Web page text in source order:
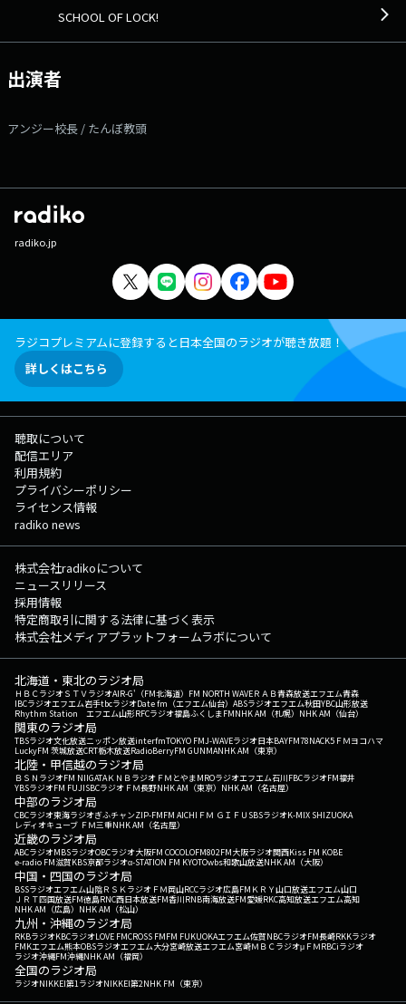
ム＆メモリー supported by アロンアルフア』 ▽23:00頃～『SCHOOL
OF LOCK!放送部 君だけの歌』 ▽23:08頃～『ChevonLOCKS!』＜Chevon
＞ ▽23:30頃～『生放送教室③』＜アンジー校長・たんぼ教頭＞
の詳しい時間割はSCHOOL OF LOCK!の入学のしおりをチェック! ---各
よる「コレサワLOCKS!」が開講！ 今夜は、月に1度の弾き語り
コレサワLOCKS!掲示板へ ★コレサワLOCKS!のメールフォーム ★コレ
『リズム＆メモリー supported by アロンアルフア』 日々の勉強で！受
験勉強で！ なかなか覚えられない “暗記もの” をリズム１つでメモリー
していく新授業。 リズムに乗せて、どんどん暗記していこう！ ◇特設
サイト ▽23:00〜23:06 『SCHOOL OF LOCK!放送部 君だけの歌
supported by JASRAC』 生徒のみんなの"大事な人に届けたい曲"を、ラ
ジオの電波を使って届けてもらう時間です！ 電話で曲を届けてくれた生
徒には、QUOカード3000円分をプレゼント！ ◇応募はこちら（特設サ
イト）から！ ▽23:08頃～『Chevon LOCKS!』 毎週水曜 23時8分か
らは ことばを深める「言語深化論の講師」 Chevon先生による『Chevon
LOCKS!』を開講 今夜は圧倒的提出数を誇る【小説1ページ目大賞】の
文字以内」で書いて送ってもらう課題。 ※あくまで小説の冒頭というの
がポイント！ Xでのポストは「#ChevonLOCKS」！ Chevon LOCKS!
へのメッセージを大募集！ メッセージは、【Chevon LOCKS!掲示板】か
【Chevon LOCKS!のメールフォーム】まで！ ★ChevonLOCKS!掲示板
へ ★Chevon先生へのメールはコチラ! ★ChevonLOCKS!の放送後記は
▶︎コチラから! ◎番組公式SNSもチェックしてね! ◇Twitter
◇LINE ◇YouTube ◇TikTok ◇Instagram ▽22:15〜 【 コレサワ
LOCKS! 】 毎月1週目は、我が校の “歌う保健室の講師” コレサワ先生に
よる「コレサワLOCKS!」が開講！ ぜひ授業に参加して［コレサワ
LOCKS!掲示板］か［コレサワLOCKS!のメールフォーム］に感想を書き込
んでね。 Xでのポストは「#コレサワLOCKS」で待ってます！
▽22:55〜 【 リズム＆メモリー supported by アロンアルフア 】 "受験
の極意 暗記の奥義 ビートで攻略 受験をチート リズムでメモリー 一歩一歩
みんなでつかもうビクトリー!!" リズムに乗って、毎日暗記していこ
う！ 「君が暗記したいこと」や「君のオリジナルの暗記法」を番組特設
サイトで募集中！ 番組Webサイト：https://www.tfm.co.jp/lock メ
ッセージフォーム：https://www.tfm.co.jp/lock/mail/ FAX：03-3221-
1800 Xハッシュタグは「#スクールオブロック」 Xアカウントは
「@sol_info」
SCHOOL OF LOCK!
出演者
アンジー校長 / たんぼ教頭
radiko.jp
ラジコプレミアムに登録すると日本全国のラジオが聴き放題！
詳しくはこちら
聴取について
配信エリア
利用規約
プライバシーポリシー
ライセンス情報
radiko news
株式会社radikoについて
ニュースリリース
採用情報
特定商取引に関する法律に基づく表示
株式会社メディアプラットフォームラボについて
北海道・東北のラジオ局
ＨＢＣラジオＳＴＶラジオAIR-G'（FM北海道） FM NORTH WAVEＲＡＢ青森放送エフエム青森
IBCラジオエフエム岩手tbcラジオDate fm（エフエム仙台） ABSラジオエフエム秋田YBC山形放送
Rhythm Station エフエム山形RFCラジオ福島ふくしまFMNHK AM（札幌） NHK AM（仙台）
関東のラジオ局
TBSラジオ文化放送ニッポン放送interfmTOKYO FMJ-WAVEラジオ日本BAYFM78NACK5 ＦＭヨコハマ
LuckyFM 茨城放送CRT栃木放送RadioBerryFM GUNMANHK AM（東京）
北陸・甲信越のラジオ局
ＢＳＮラジオFM NIIGATAＫＮＢラジオ ＦＭとやまMROラジオエフエム石川FBCラジオFM福井
YBSラジオFM FUJISBCラジオ ＦＭ長野NHK AM（東京） NHK AM（名古屋）
中部のラジオ局
CBCラジオ東海ラジオぎふチャンZIP-FMFM AICHI ＦＭ ＧＩＦＵ SBSラジオK-MIX SHIZUOKA
レディオキューブ ＦＭ三重NHK AM（名古屋）
近畿のラジオ局
ABCラジオMBSラジオOBCラジオ大阪FM COCOLOFM802FM大阪ラジオ関西Kiss FM KOBE
e-radio FM滋賀KBS京都ラジオα-STATION FM KYOTOwbs和歌山放送NHK AM（大阪）
中国・四国のラジオ局
BSSラジオエフエム山陰ＲＳＫラジオ ＦＭ岡山RCCラジオ広島FM ＫＲＹ山口放送エフエム山口
ＪＲＴ四国放送FM徳島RNC西日本放送FM香川RNB南海放送FM愛媛RKC高知放送エフエム高知
NHK AM（広島） NHK AM（松山）
九州・沖縄のラジオ局
RKBラジオKBCラジオLOVE FMCROSS FMFM FUKUOKAエフエム佐賀NBCラジオFM長崎RKKラジオ
FMKエフエム熊本OBSラジオエフエム大分宮崎放送エフエム宮崎ＭＢＣラジオμＦＭRBCiラジオ
ラジオ沖縄FM沖縄NHK AM（福岡）
全国のラジオ局
ラジオNIKKEI第1ラジオNIKKEI第2NHK FM（東京）